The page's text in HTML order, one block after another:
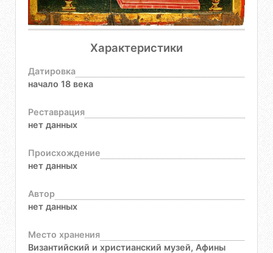
Характеристики
Датировка
начало 18 века
Реставрация
нет данных
Происхождение
нет данных
Автор
нет данных
Место хранения
Византийский и христианский музей, Афины